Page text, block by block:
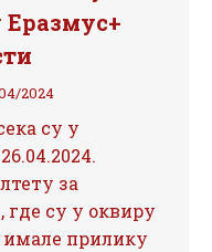
2024
су у
за
где су у оквиру
имале прилику